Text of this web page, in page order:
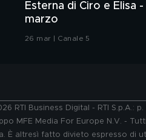
Esterna di Ciro e Elisa -
marzo
26 mar | Canale 5
RTI Business Digital - RTI S.p.A.:
MFE Media For Europe N.V. -
È altresì fatto divieto espresso di